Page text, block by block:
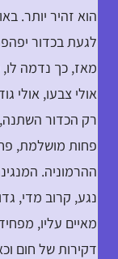
הוא זהיר יותר.
לגעת בכדור
מאז, כך נדמה
אולי צבעו, אולי
רק הכדור
פחות מושלמת,
ההרמוניה.
נגע, קרוב מדי,
מאיים עליו,
דקירות של חום